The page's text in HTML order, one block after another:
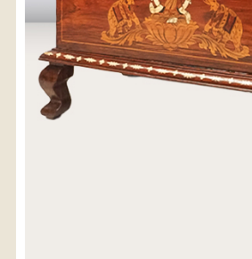
お届け先、送料ランクを選択
示されます。
お届け先